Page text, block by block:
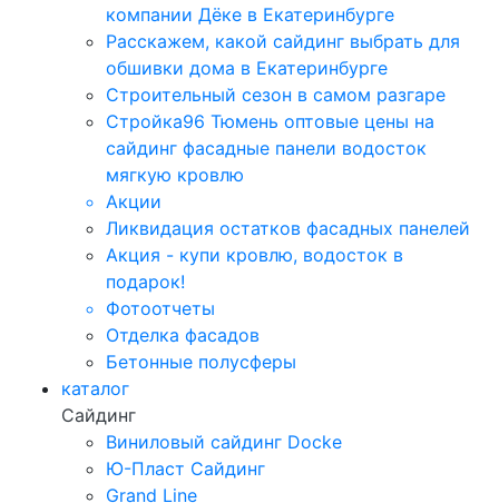
компании Дёке в Екатеринбурге
Расскажем, какой сайдинг выбрать для
обшивки дома в Екатеринбурге
Строительный сезон в самом разгаре
Стройка96 Тюмень оптовые цены на
сайдинг фасадные панели водосток
мягкую кровлю
Акции
Ликвидация остатков фасадных панелей
Акция - купи кровлю, водосток в
подарок!
Фотоотчеты
Отделка фасадов
Бетонные полусферы
каталог
Сайдинг
Виниловый сайдинг Docke
Ю-Пласт Сайдинг
Grand Line